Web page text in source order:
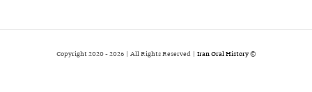
© Copyright 2020 -
2026 | All Rights Reserved | Iran Oral History